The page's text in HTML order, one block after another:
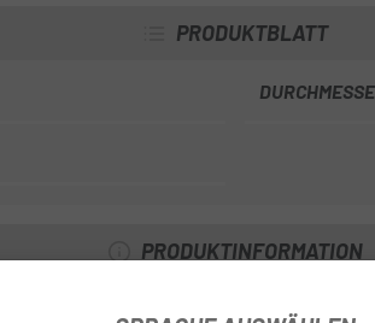
PRODUKTBLATT
PRODUKTINFORMATION